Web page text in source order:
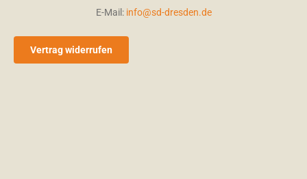
E-Mail: info@sd-dresden.de
Vertrag widerrufen